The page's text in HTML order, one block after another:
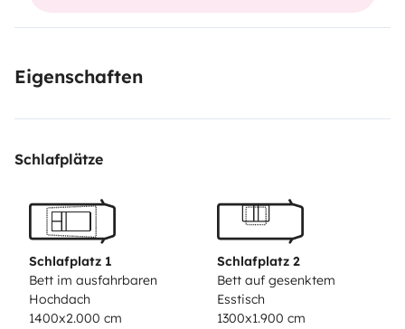
Eigenschaften
Schlafplätze
Schlafplatz 1
Bett im ausfahrbaren
Hochdach
1400x2.000 cm
Schlafplatz 2
Bett auf gesenktem
Esstisch
1300x1.900 cm